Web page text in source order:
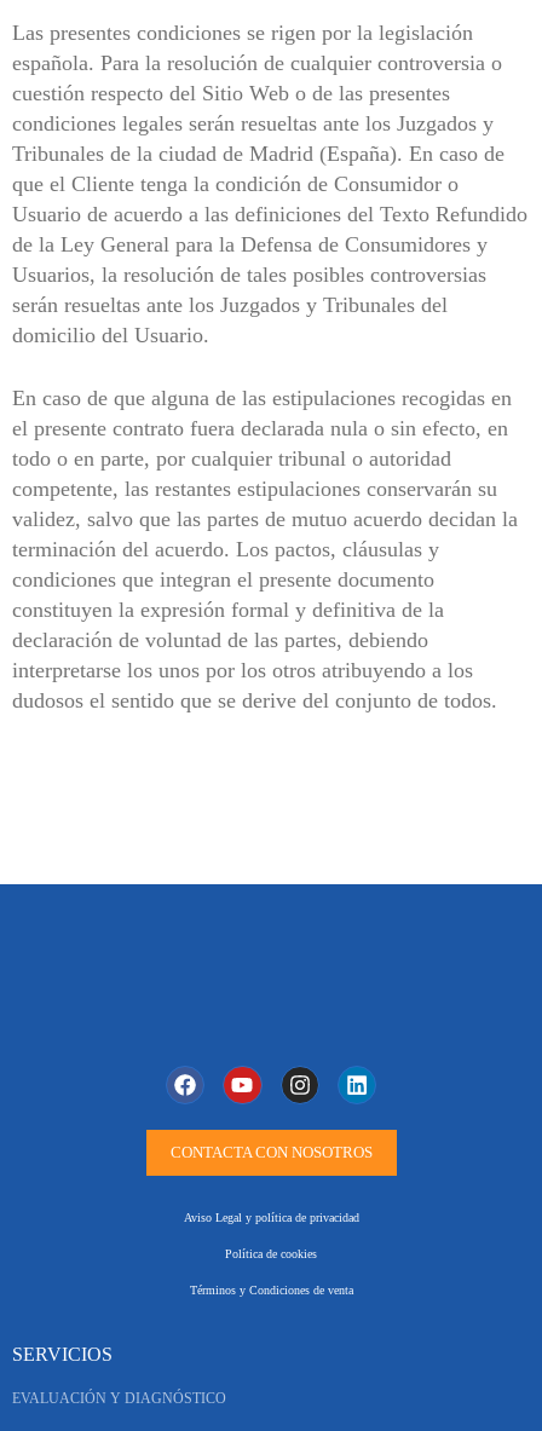
Las presentes condiciones se rigen por la legislación
española. Para la resolución de cualquier controversia o
cuestión respecto del Sitio Web o de las presentes
condiciones legales serán resueltas ante los Juzgados y
Tribunales de la ciudad de Madrid (España). En caso de
que el Cliente tenga la condición de Consumidor o
Usuario de acuerdo a las definiciones del Texto Refundido
de la Ley General para la Defensa de Consumidores y
Usuarios, la resolución de tales posibles controversias
serán resueltas ante los Juzgados y Tribunales del
domicilio del Usuario.
En caso de que alguna de las estipulaciones recogidas en
el presente contrato fuera declarada nula o sin efecto, en
todo o en parte, por cualquier tribunal o autoridad
competente, las restantes estipulaciones conservarán su
validez, salvo que las partes de mutuo acuerdo decidan la
terminación del acuerdo. Los pactos, cláusulas y
condiciones que integran el presente documento
constituyen la expresión formal y definitiva de la
declaración de voluntad de las partes, debiendo
interpretarse los unos por los otros atribuyendo a los
dudosos el sentido que se derive del conjunto de todos.
CONTACTA CON NOSOTROS
Aviso Legal y política de privacidad
Política de cookies
Términos y Condiciones de venta
SERVICIOS
EVALUACIÓN Y DIAGNÓSTICO